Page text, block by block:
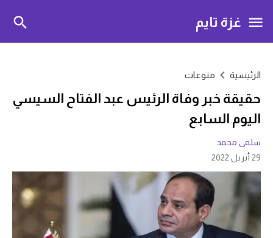
غزة تايم
الرئيسية منوعات
حقيقة خبر وفاة الرئيس عبد الفتاح السيسي
اليوم السابع
سلمى محمد
29 أبريل 2022